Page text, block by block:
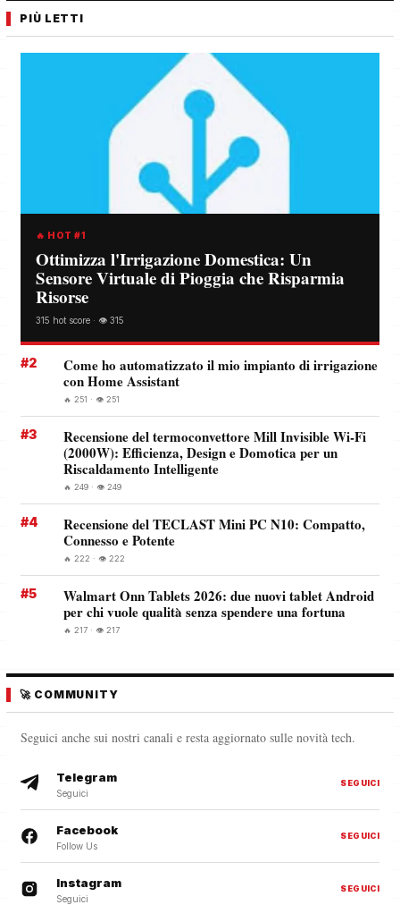
PIÙ LETTI
🔥 HOT #1
Ottimizza l'Irrigazione Domestica: Un
Sensore Virtuale di Pioggia che Risparmia
Risorse
315 hot score · 👁️ 315
#2
Come ho automatizzato il mio impianto di irrigazione
con Home Assistant
🔥 251 · 👁️ 251
#3
Recensione del termoconvettore Mill Invisible Wi-Fi
(2000W): Efficienza, Design e Domotica per un
Riscaldamento Intelligente
🔥 249 · 👁️ 249
#4
Recensione del TECLAST Mini PC N10: Compatto,
Connesso e Potente
🔥 222 · 👁️ 222
#5
Walmart Onn Tablets 2026: due nuovi tablet Android
per chi vuole qualità senza spendere una fortuna
🔥 217 · 👁️ 217
🚀 COMMUNITY
Seguici anche sui nostri canali e resta aggiornato sulle novità tech.
Telegram
Seguici
SEGUICI
Facebook
Follow Us
SEGUICI
Instagram
Seguici
SEGUICI